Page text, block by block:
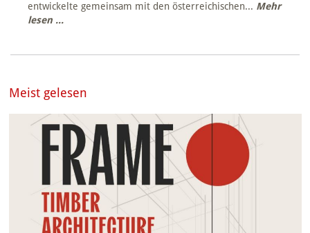
entwickelte gemeinsam mit den österreichischen... Mehr
lesen ...
Meist gelesen